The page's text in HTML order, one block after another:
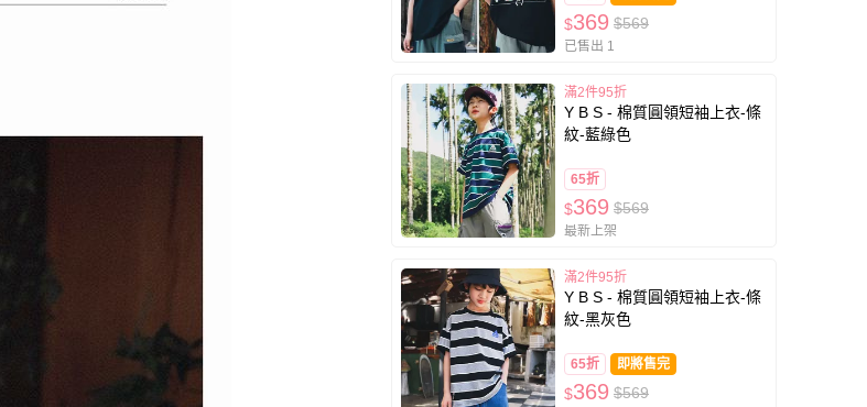
$369 $569
已售出 1
滿2件95折
Y B S - 棉質圓領短袖上衣-條
紋-藍綠色
65折
$369 $569
最新上架
滿2件95折
Y B S - 棉質圓領短袖上衣-條
紋-黑灰色
65折 即將售完
$369 $569